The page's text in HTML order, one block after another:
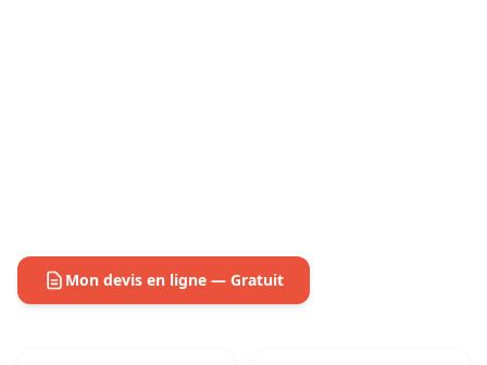
Mon devis en ligne — Gratuit